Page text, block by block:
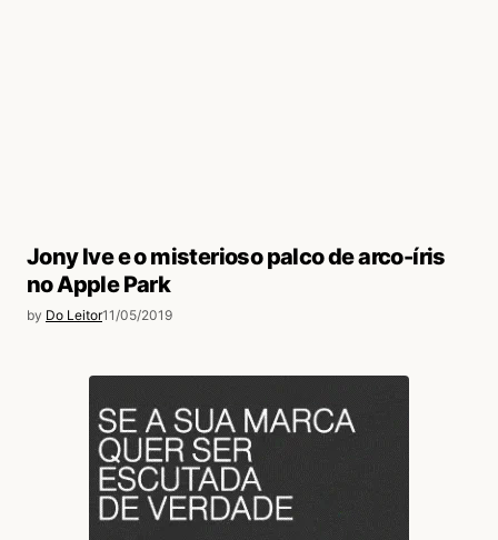
Jony Ive e o misterioso palco de arco-íris
no Apple Park
by Do Leitor11/05/2019